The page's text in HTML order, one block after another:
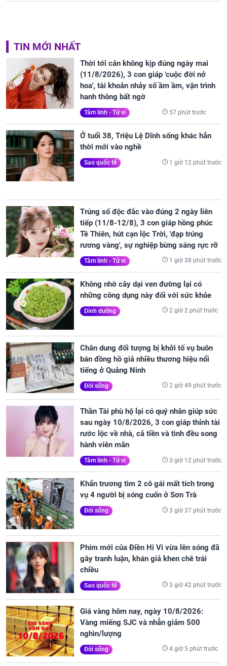
TIN MỚI NHẤT
Thời tới cản không kịp đúng ngày mai
(11/8/2026), 3 con giáp 'cuộc đời nở
hoa', tài khoản nhảy số ầm ầm, vận trình
hanh thông bất ngờ
Tâm linh - Tử vi 57 phút trước
Ở tuổi 38, Triệu Lệ Dĩnh sống khác hẳn
thời mới vào nghề
Sao quốc tế 1 giờ 12 phút trước
Trúng số độc đắc vào đúng 2 ngày liên
tiếp (11/8-12/8), 3 con giáp hồng phúc
Tề Thiên, hút cạn lộc Trời, 'đạp trúng
rương vàng', sự nghiệp bừng sáng rực rỡ
Tâm linh - Tử vi 1 giờ 38 phút trước
Không nhờ cây dại ven đường lại có
những công dụng này đối với sức khỏe
Dinh dưỡng 2 giờ 2 phút trước
Chân dung đối tượng bị khởi tố vụ buôn
bán đồng hồ giả nhiều thương hiệu nổi
tiếng ở Quảng Ninh
Đời sống 2 giờ 49 phút trước
Thần Tài phù hộ lại có quý nhân giúp sức
sau ngày 10/8/2026, 3 con giáp thỉnh tài
rước lộc về nhà, cả tiền và tình đều song
hành viên mãn
Tâm linh - Tử vi 3 giờ 12 phút trước
Khẩn trương tìm 2 cô gái mất tích trong
vụ 4 người bị sóng cuốn ở Sơn Trà
Đời sống 3 giờ 37 phút trước
Phim mới của Điền Hi Vi vừa lên sóng đã
gây tranh luận, khán giả khen chê trái
chiều
Sao quốc tế 3 giờ 42 phút trước
Giá vàng hôm nay, ngày 10/8/2026:
Vàng miếng SJC và nhẫn giảm 500
nghìn/lượng
Đời sống 4 giờ 5 phút trước